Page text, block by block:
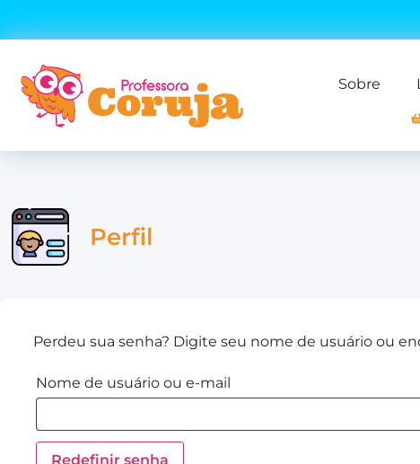
Sobre
Perfil
Perdeu sua senha? Digite seu nome de usuário ou
Nome de usuário ou e-mail
Redefinir senha